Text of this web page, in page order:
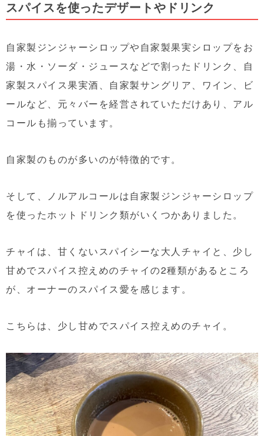
スパイスを使ったデザートやドリンク
自家製ジンジャーシロップや自家製果実シロップをお
湯・水・ソーダ・ジュースなどで割ったドリンク、自
家製スパイス果実酒、自家製サングリア、ワイン、ビ
ールなど、元々バーを経営されていただけあり、アル
コールも揃っています。
自家製のものが多いのが特徴的です。
そして、ノルアルコールは自家製ジンジャーシロップ
を使ったホットドリンク類がいくつかありました。
チャイは、甘くないスパイシーな大人チャイと、少し
甘めでスパイス控えめのチャイの2種類があるところ
が、オーナーのスパイス愛を感じます。
こちらは、少し甘めでスパイス控えめのチャイ。